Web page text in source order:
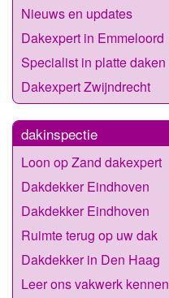
Nieuws en updates
Dakexpert in Emmeloord
Specialist in platte daken
Dakexpert Zwijndrecht
dakinspectie
Loon op Zand dakexpert
Dakdekker Eindhoven
Dakdekker Eindhoven
Ruimte terug op uw dak
Dakdekker in Den Haag
Leer ons vakwerk kennen